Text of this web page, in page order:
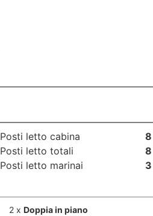
Posti letto cabina
8
Posti letto totali
8
Posti letto marinai
3
2 x Doppia in piano